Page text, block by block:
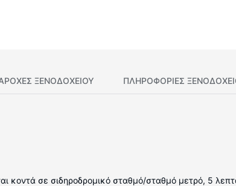
ΞΕΝΟΔΟΧΕΙΟΥ ΠΛΗΡΟΦΟΡΊΕΣ
κοντά σε σιδηροδρομικό σταθμό/σταθμό μετρό, 5